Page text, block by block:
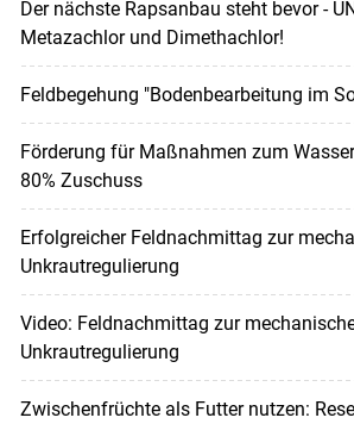
Der nächste Rapsanbau steht bevor -
Metazachlor und Dimethachlor!
Feldbegehung "Bodenbearbeitung im
Förderung für Maßnahmen zum
80% Zuschuss
Erfolgreicher Feldnachmittag zur
Unkrautregulierung
Video: Feldnachmittag zur
Unkrautregulierung
Zwischenfrüchte als Futter nutzen: